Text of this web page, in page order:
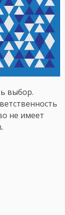
выбор.
не имеет